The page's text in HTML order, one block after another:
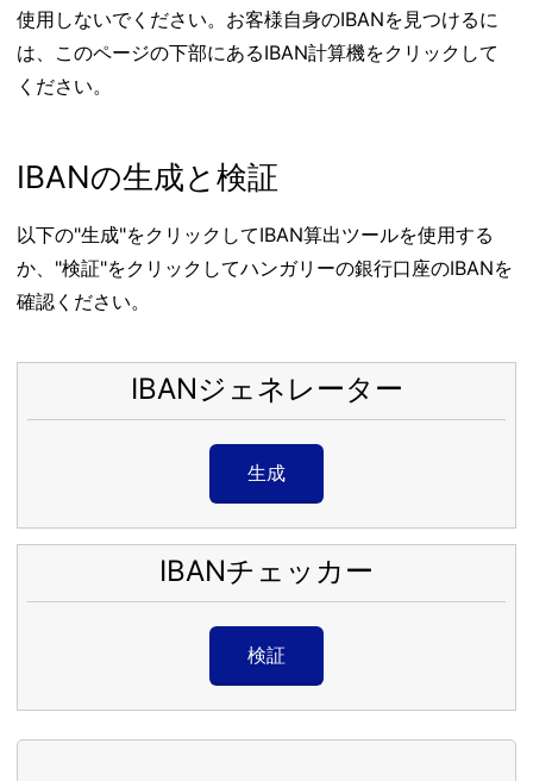
使用しないでください。お客様自身のIBANを見つけるに
は、このページの下部にあるIBAN計算機をクリックして
ください。
IBANの生成と検証
以下の"生成"をクリックしてIBAN算出ツールを使用する
か、"検証"をクリックしてハンガリーの銀行口座のIBANを
確認ください。
IBANジェネレーター
生成
IBANチェッカー
検証